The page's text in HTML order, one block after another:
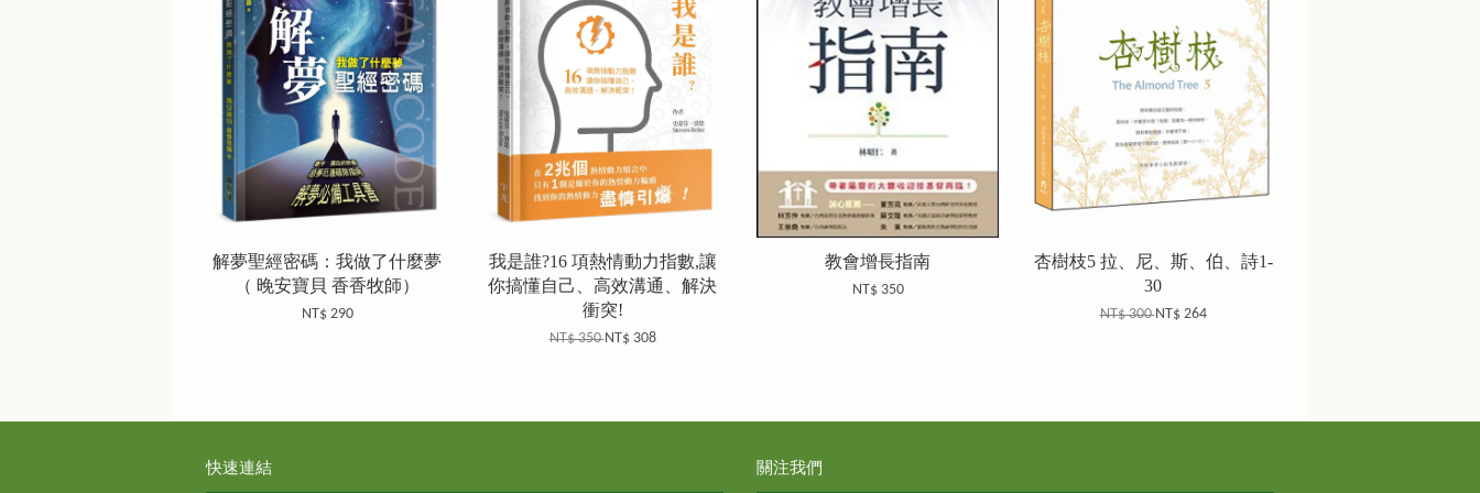
解夢聖經密碼：我做了什麼夢
（ 晚安寶貝 香香牧師）
NT$ 290
我是誰?16 項熱情動力指數,讓
你搞懂自己、高效溝通、解決
衝突!
NT$ 350NT$ 308
教會增長指南
NT$ 350
杏樹枝5 拉、尼、斯、伯、詩1-
30
NT$ 300NT$ 264
快速連結 關注我們